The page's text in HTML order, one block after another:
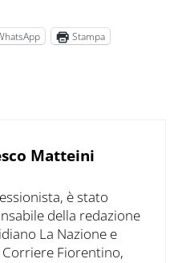
Stampa
Matteini
è stato
della redazione
La Nazione e
Fiorentino,